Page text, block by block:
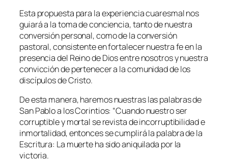
Esta propuesta para la experiencia cuaresmal nos
guiará a la toma de conciencia, tanto de nuestra
conversión personal, como de la conversión
pastoral, consistente en fortalecer nuestra fe en la
presencia del Reino de Dios entre nosotros y nuestra
convicción de pertenecer a la comunidad de los
discípulos de Cristo.
De esta manera, haremos nuestras las palabras de
San Pablo a los Corintios: “Cuando nuestro ser
corruptible y mortal se revista de incorruptibilidad e
inmortalidad, entonces se cumplirá la palabra de la
Escritura: La muerte ha sido aniquilada por la
victoria.